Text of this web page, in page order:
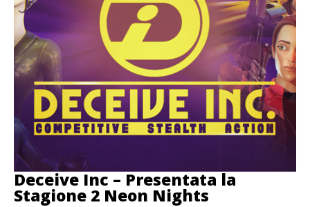
Deceive Inc – Presentata la
Stagione 2 Neon Nights